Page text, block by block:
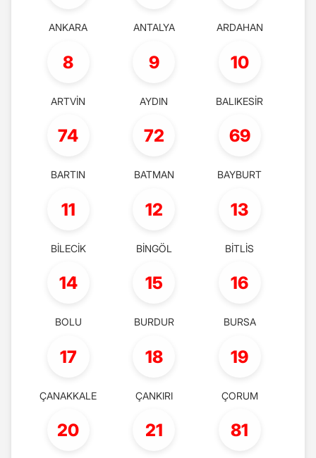
ANKARA ANTALYA ARDAHAN
8
ARTVİN
9
AYDIN
10
BALIKESİR
74
BARTIN
72
BATMAN
69
BAYBURT
11
BİLECİK
12
BİNGÖL
13
BİTLİS
14
BOLU
15
BURDUR
16
BURSA
17
ÇANAKKALE
18
ÇANKIRI
19
ÇORUM
20 21 81